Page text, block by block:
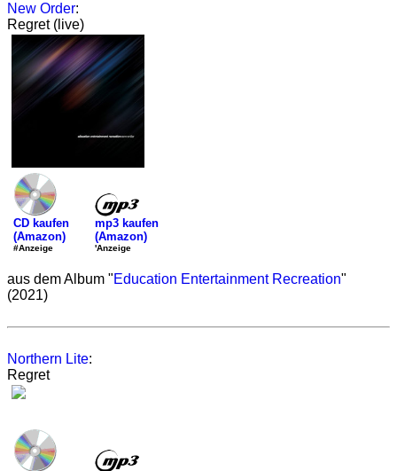
New Order:
Regret (live)
CD kaufen
(Amazon)
#Anzeige
mp3 kaufen
(Amazon)
'Anzeige
aus dem Album "Education Entertainment Recreation"
(2021)
Northern Lite:
Regret